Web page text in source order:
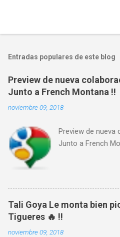
Entradas populares de este blog
Preview de nueva
Junto a French Montana !!
noviembre 09, 2018
Preview de nueva
Junto a French
Tali Goya Le monta bien
Tigueres 🔥 !!
noviembre 09, 2018